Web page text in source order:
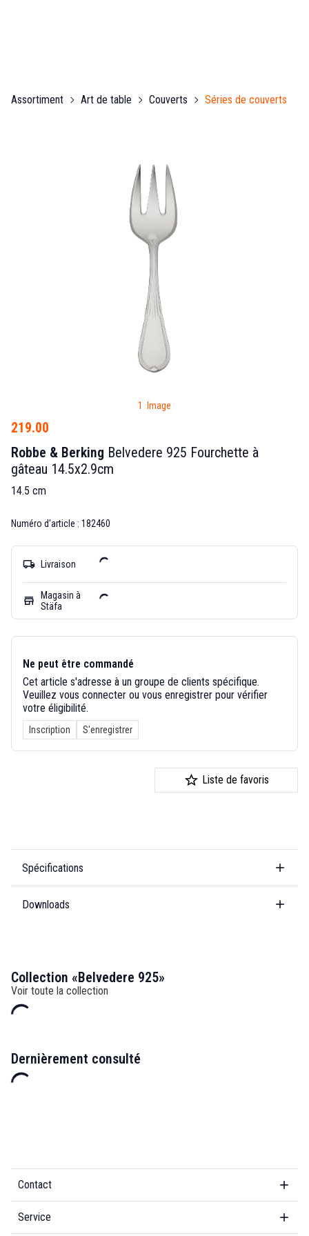
Assortiment Art de table Couverts Séries de couverts
1 Image
219.00
Robbe & Berking Belvedere 925 Fourchette à
gâteau 14.5x2.9cm
14.5 cm
Numéro d'article : 182460
local_shipping Livraison
store
Magasin à
Stäfa
Ne peut être commandé
Cet article s'adresse à un groupe de clients spécifique.
Veuillez vous connecter ou vous enregistrer pour vérifier
votre éligibilité.
Inscription S'enregistrer
Liste de favoris
Spécifications
Downloads
Collection «Belvedere 925»
Voir toute la collection
Dernièrement consulté
Contact
Service